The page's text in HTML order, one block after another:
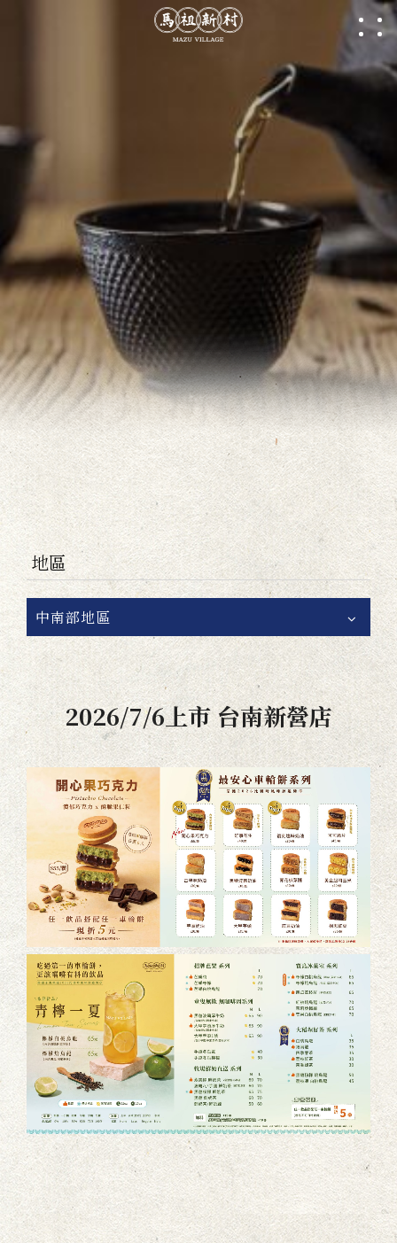
地區
中南部地區
2026/7/6上市 台南新營店